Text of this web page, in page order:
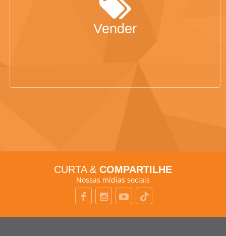
Vender
CURTA & COMPARTILHE
Nossas mídias sociais